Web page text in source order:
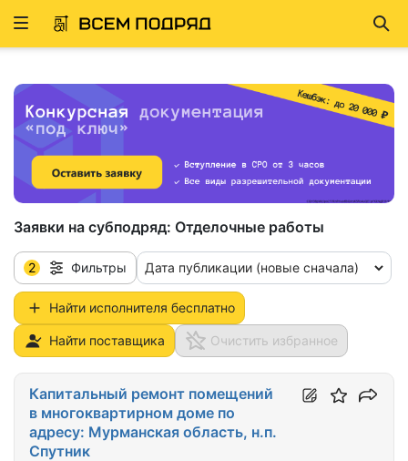
Развернуть
Заявки на субподряд: Отделочные работы
2 Фильтры Дата публикации (новые сначала)
Найти исполнителя бесплатно
Найти поставщика Очистить избранное
Капитальный ремонт помещений
в многоквартирном доме по
адресу: Мурманская область, н.п.
Спутник